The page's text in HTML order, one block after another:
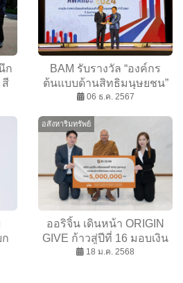
ก
สี
-
BAM รับรางวัล “องค์กร
ต้นแบบด้านสิทธิมนุษยชน”
ประจำปี 2567 ระดับดีเด่น
06 ธ.ค. 2567
ก
อสังหาริมทรัพย์
ออริจิ้น เดินหน้า ORIGIN
GIVE ก้าวสู่ปีที่ 16 มอบเงิน
5 ล้านบาท ให้แก่วัดพระบาท
18 ม.ค. 2568